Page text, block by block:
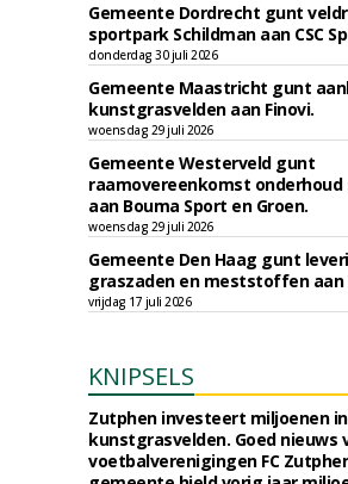
Gemeente Dordrecht gunt
sportpark Schildman aan CSC
donderdag 30 juli 2026
Gemeente Maastricht gunt
kunstgrasvelden aan Finovi.
woensdag 29 juli 2026
Gemeente Westerveld gunt
raamovereenkomst
aan Bouma Sport en Groen.
woensdag 29 juli 2026
Gemeente Den Haag gunt
graszaden en meststoffen aan
vrijdag 17 juli 2026
KNIPSELS
Zutphen investeert miljoenen in
kunstgrasvelden. Goed nieuws
voetbalverenigingen FC